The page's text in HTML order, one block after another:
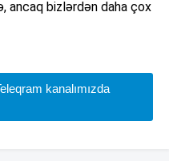
ancaq bizlərdən daha çox
kanalımızda